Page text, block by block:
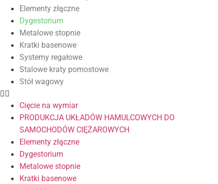
Elementy złączne
Dygestorium
Metalowe stopnie
Kratki basenowe
Systemy regałowe
Stalowe kraty pomostowe
Stół wagowy
Cięcie na wymiar
PRODUKCJA UKŁADÓW HAMULCOWYCH DO
SAMOCHODÓW CIĘŻAROWYCH
Elementy złączne
Dygestorium
Metalowe stopnie
Kratki basenowe